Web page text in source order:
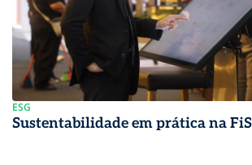
ESG
Sustentabilidade em prática na